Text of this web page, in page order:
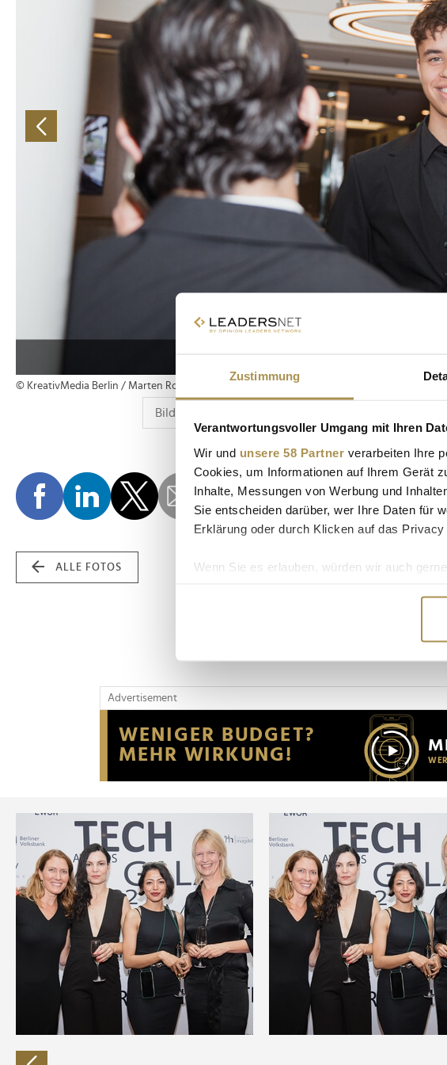
Zustimmung
Verantwortungsvoller Umgang mit Ihren
Wir und unsere 58 Partner verarbeiten Ihre
Cookies, um Informationen auf Ihrem Gerät
Inhalte, Messungen von Werbung und
Sie entscheiden darüber, wer Ihre Daten für
Erklärung oder durch Klicken auf das
Wenn Sie es erlauben, würden wir auch
Erfahren Sie mehr darüber, wie Ihre
Wir verwenden Cookies, um Inhalte und
Website an unsere Partner für soziale
möglicherweise mit weiteren Daten
der Dienste gesammelt haben.
© KreativMedia Berlin / Marten Ronneburg
ALLE FOTOS
Advertisement